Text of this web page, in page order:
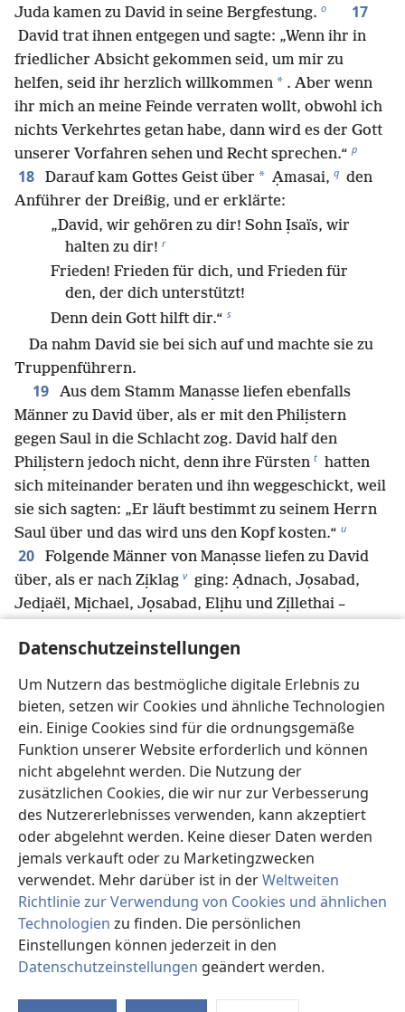
Datenschutzeinstellungen
Um Nutzern das bestmögliche digitale Erlebnis zu
bieten, setzen wir Cookies und ähnliche Technologien
ein. Einige Cookies sind für die ordnungsgemäße
Funktion unserer Website erforderlich und können
nicht abgelehnt werden. Die Nutzung der
zusätzlichen Cookies, die wir nur zur Verbesserung
des Nutzererlebnisses verwenden, kann akzeptiert
oder abgelehnt werden. Keine dieser Daten werden
jemals verkauft oder zu Marketingzwecken
verwendet. Mehr darüber ist in derWeltweiten
Richtlinie zur Verwendung von Cookies und ähnlichen
Technologien zu finden. Die persönlichen
Einstellungen können jederzeit in den
Datenschutzeinstellungen geändert werden.
Juda kamen zu David in seine Bergfestung. o 17
David trat ihnen entgegen und sagte: „Wenn ihr in
friedlicher Absicht gekommen seid, um mir zu
helfen, seid ihr herzlich willkommen * . Aber wenn
ihr mich an meine Feinde verraten wollt, obwohl ich
nichts Verkehrtes getan habe, dann wird es der Gott
unserer Vorfahren sehen und Recht sprechen.“ p
18 Darauf kam Gottes Geist über * Ạmasai, q den
Anführer der Dreißig, und er erklärte:
„David, wir gehören zu dir! Sohn Ịsaïs, wir
halten zu dir! r
Frieden! Frieden für dich, und Frieden für
den, der dich unterstützt!
Denn dein Gott hilft dir.“ s
Da nahm David sie bei sich auf und machte sie zu
Truppenführern.
19
Aus dem Stamm Manạsse liefen ebenfalls
Männer zu David über, als er mit den Philịstern
gegen Saul in die Schlacht zog. David half den
Philịstern jedoch nicht, denn ihre Fürsten t hatten
sich miteinander beraten und ihn weggeschickt, weil
sie sich sagten: „Er läuft bestimmt zu seinem Herrn
Saul über und das wird uns den Kopf kosten.“ u
20
Folgende Männer von Manạsse liefen zu David
über, als er nach Zịklag v ging: Ạdnach, Jọsabad,
Jedịaël, Mịchael, Jọsabad, Elịhu und Zịllethai –
w
Kampf gegen den Plünderertrupp standen sie David
waren, und sie wurden Heerführer. 22
Tag für
Tag kamen Leute zu David,
um ihm zu helfen, bis
sein Lager so groß war wie das Lager Gottes.
23 Es folgt die Anzahl der Oberhäupter
die Schlacht gerüsteten Männer, die zu David nach
Hẹbron kamen, a um ihn anstelle von Saul zum
König zu machen, wie Jehova es befohlen hatte. b
24 Von Juda waren es 6800 für den Kampf
gerüstete Männer, bewaffnet mit großen Schilden
und Lanzen. 25 Von den Simeonịtern waren es
7100 starke, mutige Kämpfer.
26 Von den Levịten 4600. 27
das Oberhaupt der Söhne Aarons
d
waren 3700 Mann 28 sowie Zạdok, e ein starker,